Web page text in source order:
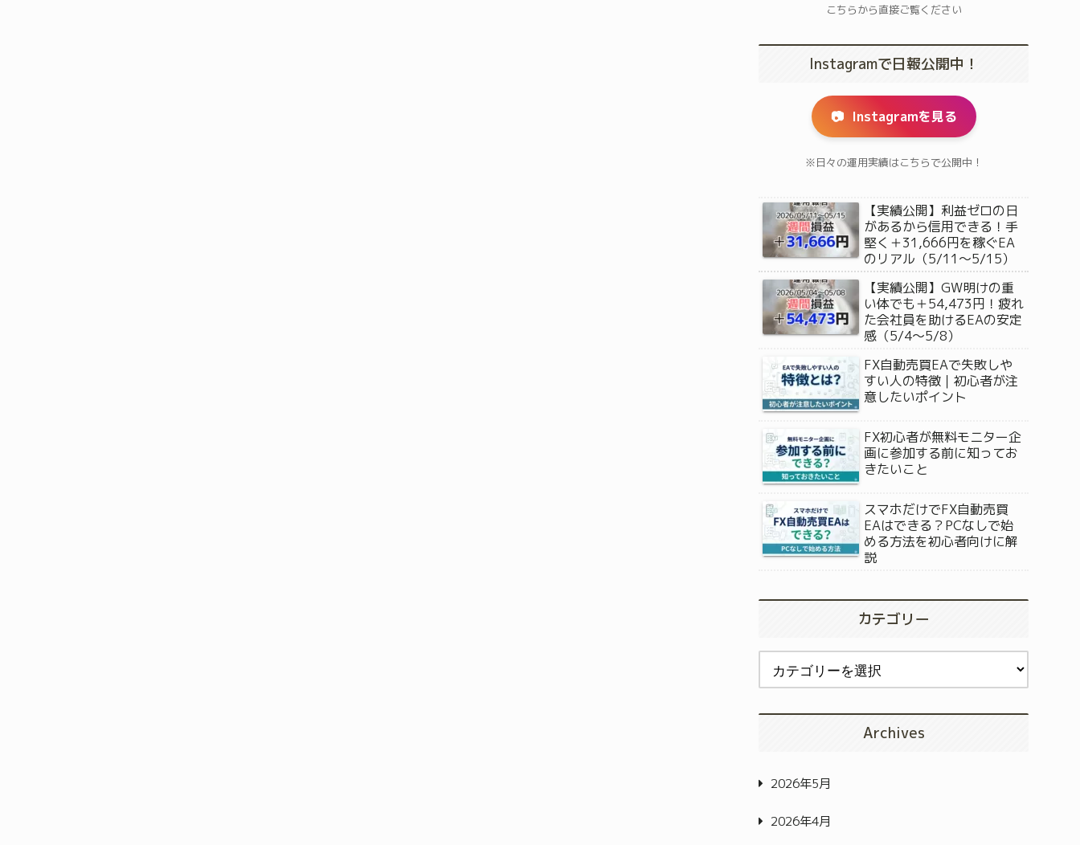
こちらから直接ご覧ください
Instagramで日報公開中！
📷 Instagramを見る
※日々の運用実績はこちらで公開中！
【実績公開】利益ゼロの日
があるから信用できる！手
堅く＋31,666円を稼ぐEA
のリアル（5/11〜5/15）
【実績公開】GW明けの重
い体でも＋54,473円！疲れ
た会社員を助けるEAの安定
感（5/4〜5/8）
FX自動売買EAで失敗しや
すい人の特徴｜初心者が注
意したいポイント
FX初心者が無料モニター企
画に参加する前に知ってお
きたいこと
スマホだけでFX自動売買
EAはできる？PCなしで始
める方法を初心者向けに解
説
カテゴリー
Archives
2026年5月
2026年4月